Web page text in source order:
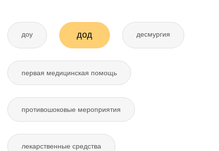
доу дод десмургия
первая медицинская помощь
противошоковые мероприятия
лекарственные средства